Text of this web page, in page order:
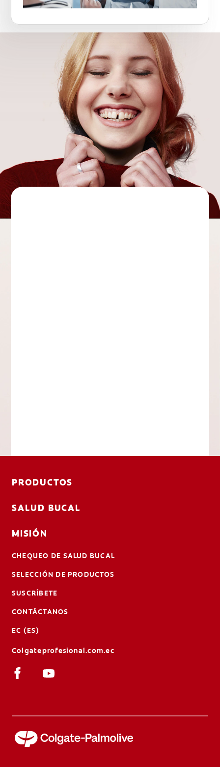
PRODUCTOS
SALUD BUCAL
MISIÓN
CHEQUEO DE SALUD BUCAL
SELECCIÓN DE PRODUCTOS
SUSCRÍBETE
CONTÁCTANOS
EC (ES)
Colgateprofesional.com.ec